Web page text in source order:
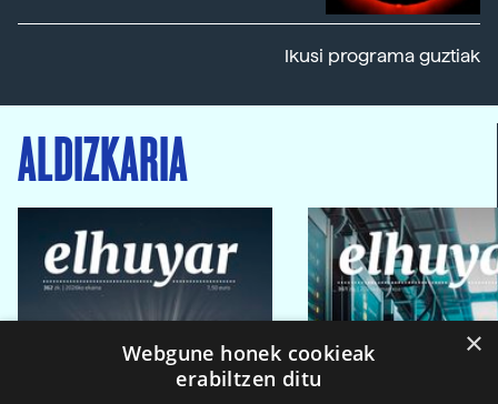
Ikusi programa guztiak
ALDIZKARIA
×
Webgune honek cookieak
erabiltzen ditu